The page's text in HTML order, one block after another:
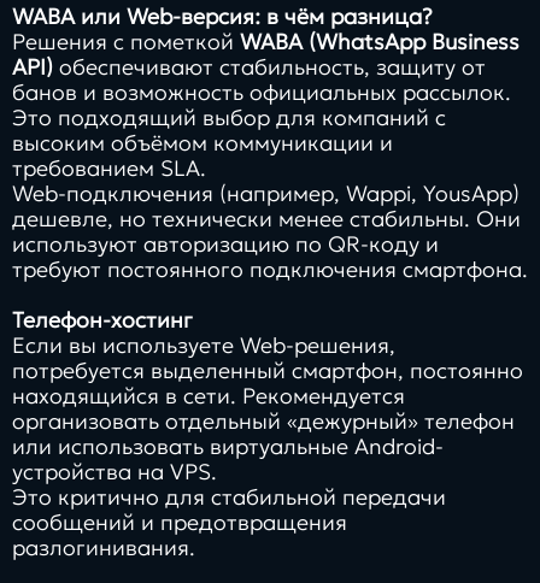
WABA или Web-версия: в чём разница?
Решения с пометкой WABA (WhatsApp Business
API) обеспечивают стабильность, защиту от
банов и возможность официальных рассылок.
Это подходящий выбор для компаний с
высоким объёмом коммуникации и
требованием SLA.
Web-подключения (например, Wappi, YousApp)
дешевле, но технически менее стабильны. Они
используют авторизацию по QR-коду и
требуют постоянного подключения смартфона.
Телефон-хостинг
Если вы используете Web-решения,
потребуется выделенный смартфон, постоянно
находящийся в сети. Рекомендуется
организовать отдельный «дежурный» телефон
или использовать виртуальные Android-
устройства на VPS.
Это критично для стабильной передачи
сообщений и предотвращения
разлогинивания.